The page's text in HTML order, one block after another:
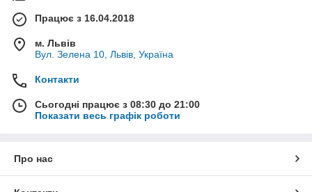
Працює з 16.04.2018
м. Львів
Вул. Зелена 10, Львів, Україна
Контакти
Сьогодні працює з 08:30 до 21:00
Показати весь графік роботи
Про нас